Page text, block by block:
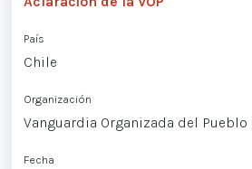
País
Chile
Organización
Vanguardia Organizada del Pueblo
Fecha